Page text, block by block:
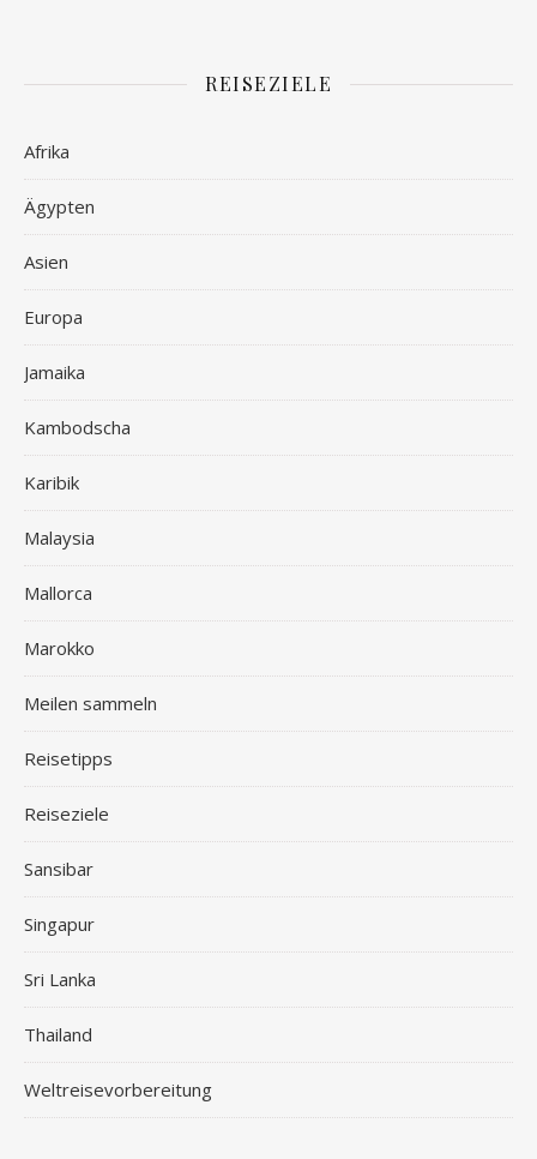
REISEZIELE
Afrika
Ägypten
Asien
Europa
Jamaika
Kambodscha
Karibik
Malaysia
Mallorca
Marokko
Meilen sammeln
Reisetipps
Reiseziele
Sansibar
Singapur
Sri Lanka
Thailand
Weltreisevorbereitung